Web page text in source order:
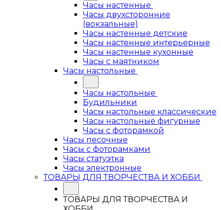
Часы настенные
Часы двухсторонние
(вокзальные)
Часы настенные детские
Часы настенные интерьерные
Часы настенные кухонные
Часы с маятником
Часы настольные
Часы настольные
Будильники
Часы настольные классические
Часы настольные фигурные
Часы с фоторамкой
Часы песочные
Часы с фоторамками
Часы статуэтка
Часы электронные
ТОВАРЫ ДЛЯ ТВОРЧЕСТВА И ХОББИ
ТОВАРЫ ДЛЯ ТВОРЧЕСТВА И